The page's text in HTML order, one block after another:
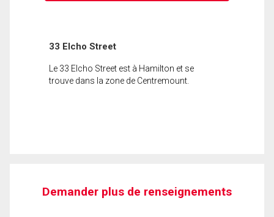
33 Elcho Street
Le 33 Elcho Street est à Hamilton et se
trouve dans la zone de Centremount.
Demander plus de renseignements